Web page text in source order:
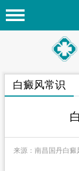
首页
医院新闻
先进技术
白癜风常识
来源：南昌国丹白癜